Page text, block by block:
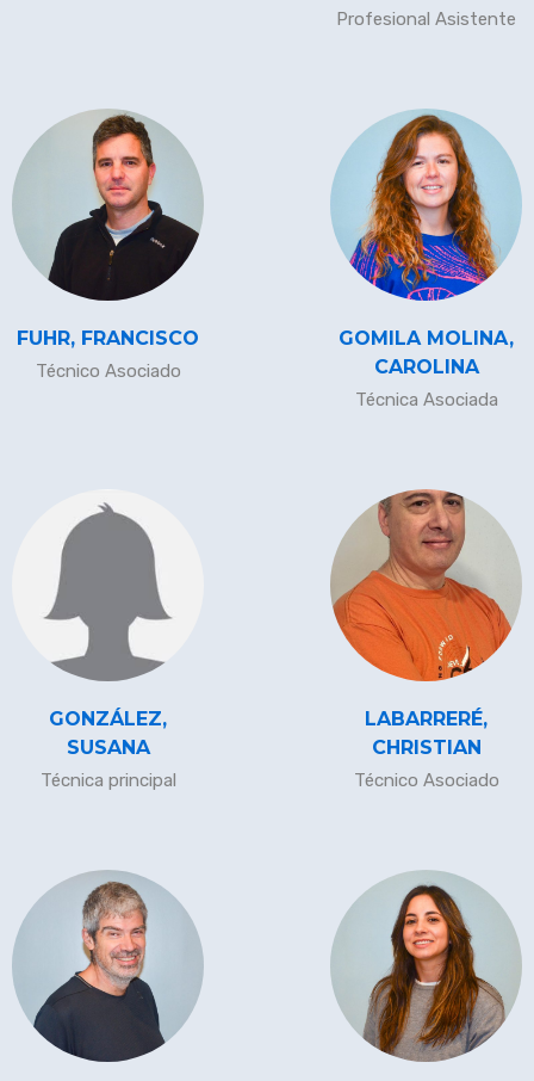
Profesional Asistente
FUHR, FRANCISCO
Técnico Asociado
GOMILA MOLINA,
CAROLINA
Técnica Asociada
GONZÁLEZ,
SUSANA
Técnica principal
LABARRERÉ,
CHRISTIAN
Técnico Asociado